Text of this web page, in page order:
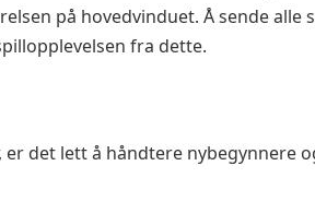
på hovedvinduet. Å sende alle
fra dette.
det lett å håndtere nybegynnere